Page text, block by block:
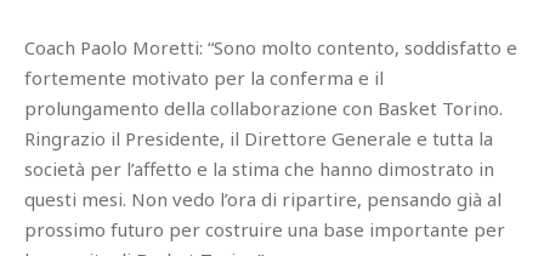
Coach Paolo Moretti: “Sono molto contento, soddisfatto e
fortemente motivato per la conferma e il
prolungamento della collaborazione con Basket Torino.
Ringrazio il Presidente, il Direttore Generale e tutta la
società per l’affetto e la stima che hanno dimostrato in
questi mesi. Non vedo l’ora di ripartire, pensando già al
prossimo futuro per costruire una base importante per